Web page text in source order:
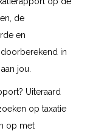
de
en
in
jou.
Uiteraard
op taxatie
op met